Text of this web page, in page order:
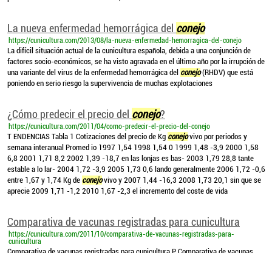
La nueva enfermedad hemorrágica del conejo
https://cunicultura.com/2013/08/la-nueva-enfermedad-hemorragica-del-conejo
La difícil situación actual de la cunicultura española, debida a una conjunción de
factores socio-económicos, se ha visto agravada en el último año por la irrupción de
una variante del virus de la enfermedad hemorrágica del conejo(RHDV) que está
poniendo en serio riesgo la supervivencia de muchas explotaciones
¿Cómo predecir el precio del conejo?
https://cunicultura.com/2011/04/como-predecir-el-precio-del-conejo
T ENDENCIAS Tabla 1 Cotizaciones del precio de Kg conejovivo por periodos y
semana interanual Promed io 1997 1,54 1998 1,54 0 1999 1,48 -3,9 2000 1,58
6,8 2001 1,71 8,2 2002 1,39 -18,7 en las lonjas es bas- 2003 1,79 28,8 tante
estable a lo lar- 2004 1,72 -3,9 2005 1,73 0,6 lando generalmente 2006 1,72 -0,6
entre 1,67 y 1,74 Kg de conejovivo y 2007 1,44 -16,3 2008 1,73 20,1 sin que se
aprecie 2009 1,71 -1,2 2010 1,67 -2,3 el incremento del coste de vida
Comparativa de vacunas registradas para cunicultura
https://cunicultura.com/2011/10/comparativa-de-vacunas-registradas-para-
cunicultura